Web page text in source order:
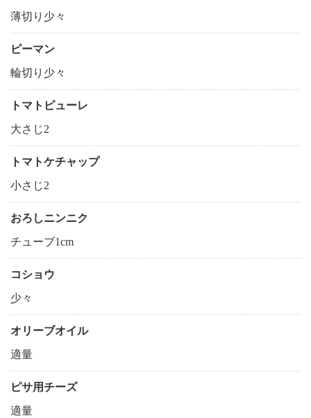
薄切り少々
ピーマン
輪切り少々
トマトピューレ
大さじ2
トマトケチャップ
小さじ2
おろしニンニク
チューブ1cm
コショウ
少々
オリーブオイル
適量
ピサ用チーズ
適量